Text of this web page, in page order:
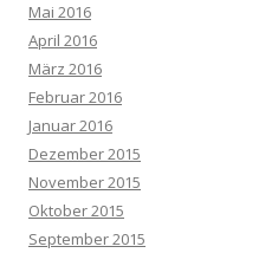
Mai 2016
April 2016
März 2016
Februar 2016
Januar 2016
Dezember 2015
November 2015
Oktober 2015
September 2015